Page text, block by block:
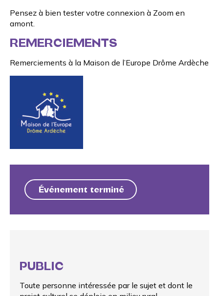
Pensez à bien tester votre connexion à Zoom en
amont.
REMERCIEMENTS
Remerciements à la Maison de l’Europe Drôme Ardèche
Événement terminé
PUBLIC
Toute personne intéressée par le sujet et dont le